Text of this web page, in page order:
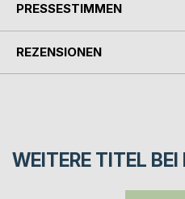
PRESSESTIMMEN
REZENSIONEN
WEITERE TITEL BEI